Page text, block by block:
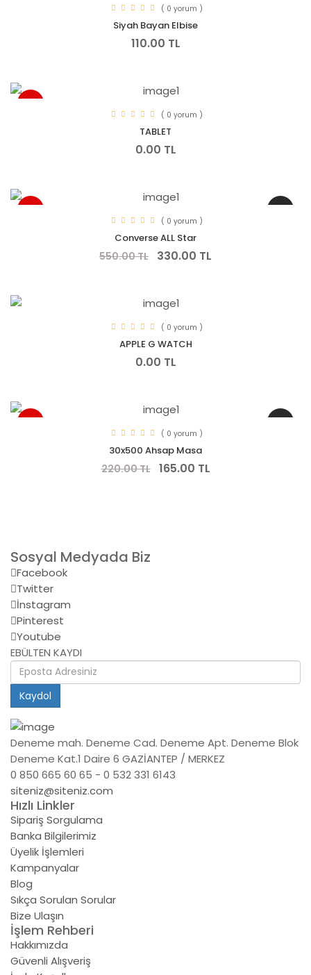
( 0 yorum )
Siyah Bayan Elbise
110.00 TL
( 0 yorum )
TABLET
0.00 TL
( 0 yorum )
Converse ALL Star
550.00 TL 330.00 TL
( 0 yorum )
APPLE G WATCH
0.00 TL
( 0 yorum )
30x500 Ahsap Masa
220.00 TL165.00 TL
Sosyal Medyada Biz
Facebook
Twitter
İnstagram
Pinterest
Youtube
EBÜLTEN KAYDI
Kaydol
Deneme mah. Deneme Cad. Deneme Apt. Deneme Blok
Deneme Kat.1 Daire 6 GAZİANTEP / MERKEZ
0 850 665 60 65 - 0 532 331 6143
siteniz@siteniz.com
Hızlı Linkler
Sipariş Sorgulama
Banka Bilgilerimiz
Üyelik İşlemleri
Kampanyalar
Blog
Sıkça Sorulan Sorular
Bize Ulaşın
İşlem Rehberi
Hakkımızda
Güvenli Alışveriş